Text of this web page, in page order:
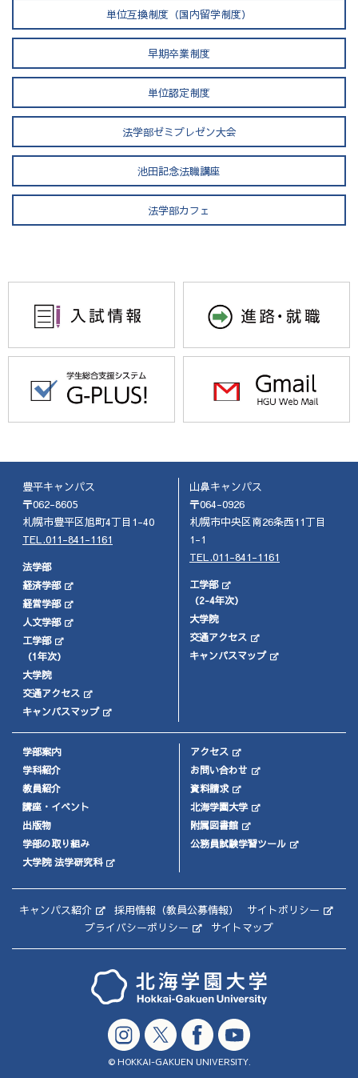
単位互換制度（国内留学制度）
早期卒業制度
単位認定制度
法学部ゼミプレゼン大会
池田記念法職講座
法学部カフェ
豊平キャンパス
〒062-8605
札幌市豊平区旭町4丁目1-40
TEL.011-841-1161
法学部
経済学部
経営学部
人文学部
工学部
（1年次）
大学院
交通アクセス
キャンパスマップ
山鼻キャンパス
〒064-0926
札幌市中央区南26条西11丁目
1-1
TEL.011-841-1161
工学部
（2-4年次）
大学院
交通アクセス
キャンパスマップ
学部案内
学科紹介
教員紹介
講座・イベント
出版物
学部の取り組み
大学院 法学研究科
アクセス
お問い合わせ
資料請求
北海学園大学
附属図書館
公務員試験学習ツール
キャンパス紹介 採用情報（教員公募情報）
サイトポリシー
プライバシーポリシー
サイトマップ
© HOKKAI-GAKUEN UNIVERSITY.